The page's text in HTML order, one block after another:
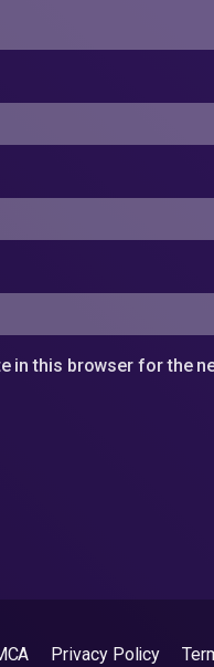
in this browser for the
Privacy Policy